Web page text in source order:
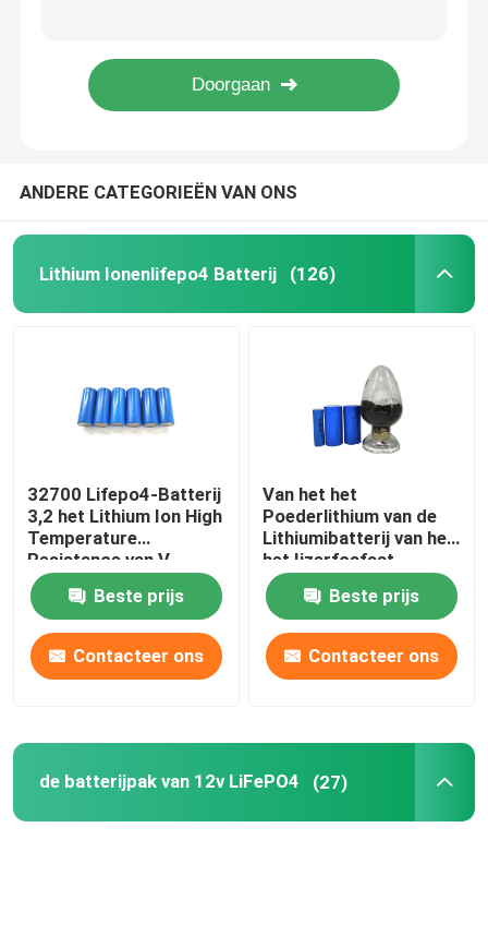
de batterijpak van 12v LiFePO4
De Batterij van de huisenergie
Lifepo4 de Batterij van de Golfkar
De Cel van het lithiumfosfaat
de Batterijpak van 48V LiFePO4
muur opgezette lithiumbatterij
Van Net Zonne Hybride Omschakelaar
Draagbare krachtcentrale
ANDERE CATEGORIEËN VAN ONS
Lithium Ionenlifepo4 Batterij (126)
32700 Lifepo4-Batterij
3,2 het Lithium Ion High
Temperature
Resistance van V
6000mah
Beste prijs
Contacteer ons
Van het het
Poederlithium van de
Lithiumibatterij van het
het Ijzerfosfaat
LiFePO4 van het het
Poederlithium de
Batterij Grondstof
Beste prijs
Contacteer ons
de batterijpak van 12v LiFePO4 (27)